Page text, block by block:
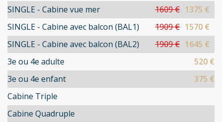
SINGLE - Cabine vue mer 1609 € 1375 €
SINGLE - Cabine avec balcon (BAL1)
1909 € 1570 €
SINGLE - Cabine avec balcon (BAL2)
1909 € 1645 €
3e ou 4e adulte
520 €
3e ou 4e enfant
375 €
Cabine Triple
Cabine Quadruple